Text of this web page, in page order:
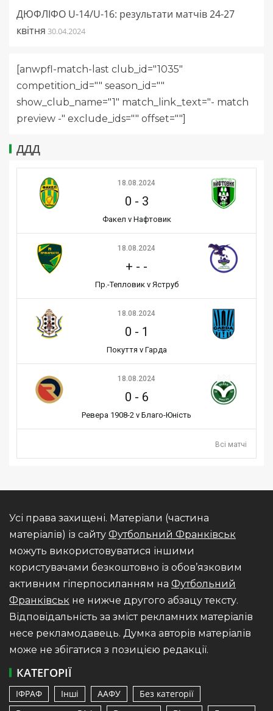
ДЮФЛІФО U-14/U-16: результати матчів 24-27
квітня 30.04.2024
[anwpfl-match-last club_id="1035"
competition_id="" season_id=""
show_club_name="1" match_link_text="- match
preview -" exclude_ids="" offset=""]
ДДД
18.08.2024
0 - 3
Факел v Нафтовик
18.08.2024
+ - -
Пр.-Тепловик v Яструб
18.08.2024
0 - 1
Покуття v Гарда
18.08.2024
0 - 6
Ревера 1908-2 v Благо-Юність
Всі матчі
Усі права захищені. Матеріали (частина
матеріалів) із сайту Футбольний Франківськ
можуть використовуватися іншими
користувачами безкоштовно із обов’язковим
активним гіперпосиланням на Футбольний
Франківськ не нижче другого абзацу тексту.
Відповідальність за зміст рекламних матеріалів
несе рекламодавець. Думка авторів матеріалів
може не збігатися з позицією редакції.
КАТЕГОРІЇ
ІФРАФ Інші ААФУ
Без категорії